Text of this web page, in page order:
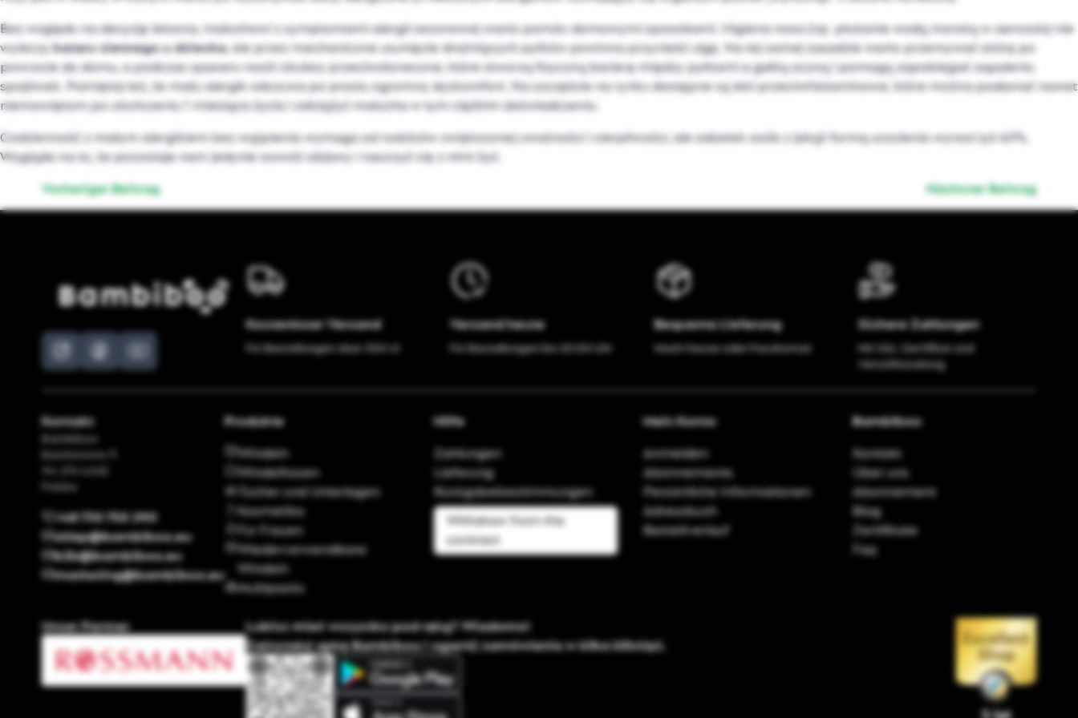
Bez względu na decyzję lekarza, maluchowi z symptomami alergii sezonowej warto pomóc domowymi sposobami. Higiena nosa (np. płukanie wodą morską w aerozolu) nie
wyleczykataru siennego u dziecka, ale przez mechaniczne usunięcie drażniących pyłków powinna przynieść ulgę. Na tej samej zasadzie warto przemywać skórę po
powrocie do domu, a podczas spaceru nosić okulary przeciwsłoneczne, które stworzą fizyczną barierę między pyłkami a gałką oczną i pomogą zapobiegać zapaleniu
spojówek. Pamiętaj też, że mały alergik odczuwa po prostu ogromny dyskomfort. Na szczęście na rynku dostępne są leki przeciwhistaminowe, które można podawać nawet
niemowlętom po ukończeniu 1 miesiąca życia i odciążyć malucha w tym ciężkim doświadczeniu.
Codzienność z małym alergikiem bez wątpienia wymaga od rodziców zwiększonej uważności i cierpliwości, ale odsetek osób z jakąś formą uczulenia wynosi już 40%.
Wygląda na to, że pozostaje nam jedynie oswoić objawy i nauczyć się z nimi żyć.
Vorheriger Beitrag
Nächster Beitrag
Kostenloser Versand
Für Bestellungen über 300 zł
Versand heute
Für Bestellungen bis 20:00 Uhr
Bequeme Lieferung
Nach Hause oder Paczkomat
Sichere Zahlungen
Mit SSL-Zertifikat und
Verschlüsselung
Kontakt
Bambiboo
Bastionowa 11
94-274 Łódź
Polska
+48 730 750 290
sklep@bambiboo.eu
b2b@bambiboo.eu
marketing@bambiboo.eu
Produkte
Windeln
Windelhosen
Tücher und Unterlagen
Kosmetika
Für Frauen
Wiederverwendbare
Windeln
Multipacks
Hilfe
Zahlungen
Lieferung
Rückgabebestimmungen
Withdraw from the
contract
Mein Konto
Anmelden
Abonnements
Persönliche Informationen
Adressbuch
Bestellverlauf
Bambiboo
Kontakt
Über uns
Abonnement
Blog
Zertifikate
Faq
Unser Partner
Lubisz mieć wszystko pod ręką? Wiadomo!
Zainstaluj apkę Bambiboo i ogarnij zamówienia w kilka kliknięć.